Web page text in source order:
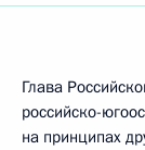
Глава
российско-
на принципах